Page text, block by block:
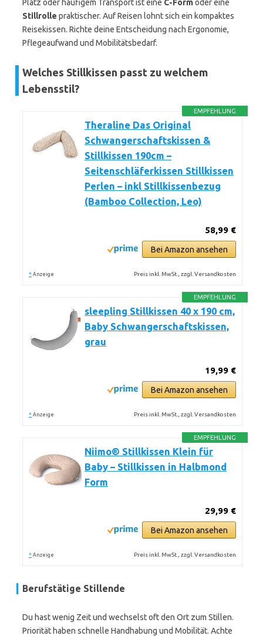
Platz oder häufigem Transport ist eine C-Formoder eine
Stillrolle praktischer. Auf Reisen lohnt sich ein kompaktes
Reisekissen. Richte deine Entscheidung nach Ergonomie,
Pflegeaufwand und Mobilitätsbedarf.
Welches Stillkissen passt zu welchem
Lebensstil?
EMPFEHLUNG
Theraline Das Original
Schwangerschaftskissen &
Stillkissen 190cm –
Seitenschläferkissen Stillkissen
Perlen – inkl Stillkissenbezug
(Bamboo Collection, Leo)
58,99 €
Bei Amazon ansehen
* Anzeige Preis inkl. MwSt., zzgl. Versandkosten
EMPFEHLUNG
sleepling Stillkissen 40 x 190 cm,
Baby Schwangerschaftskissen,
grau
19,99 €
Bei Amazon ansehen
* Anzeige Preis inkl. MwSt., zzgl. Versandkosten
EMPFEHLUNG
Niimo® Stillkissen Klein für
Baby – Stillkissen in Halbmond
Form
29,99 €
Bei Amazon ansehen
* Anzeige Preis inkl. MwSt., zzgl. Versandkosten
Berufstätige Stillende
Du hast wenig Zeit und wechselst oft den Ort zum Stillen.
Priorität haben schnelle Handhabung und Mobilität. Achte